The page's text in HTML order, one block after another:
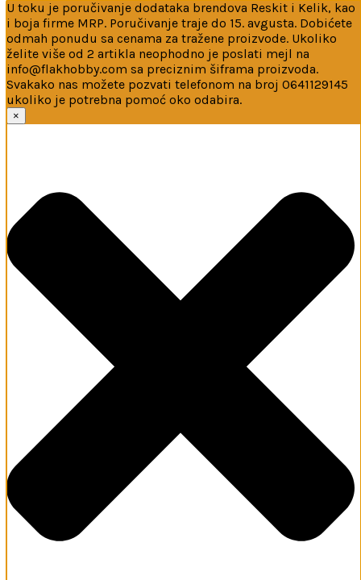
U toku je poručivanje dodataka brendova Reskit i Kelik, kao
i boja firme MRP. Poručivanje traje do 15. avgusta. Dobićete
odmah ponudu sa cenama za tražene proizvode. Ukoliko
želite više od 2 artikla neophodno je poslati mejl na
info@flakhobby.com sa preciznim šiframa proizvoda.
Svakako nas možete pozvati telefonom na broj 0641129145
ukoliko je potrebna pomoć oko odabira.
×
Ova web-stranica koristi kolačiće